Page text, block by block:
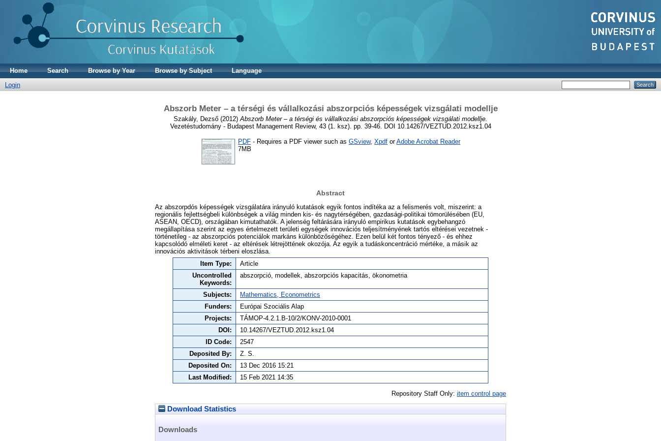
Home Search Browse by Year Browse by Subject
Language
Login
Abszorb Meter – a térségi és vállalkozási abszorpciós képességek vizsgálati modellje
Szakály, Dezső (2012) Abszorb Meter – a térségi és vállalkozási abszorpciós képességek vizsgálati modellje.
Vezetéstudomány - Budapest Management Review, 43 (1. ksz). pp. 39-46. DOI 10.14267/VEZTUD.2012.ksz1.04
PDF - Requires a PDF viewer such as GSview, Xpdf orAdobe Acrobat Reader
7MB
Abstract
Az abszorpdós képességek vizsgálatára irányuló kutatások egyik fontos indítéka az a felismerés volt, miszerint: a
regionális fejlettségbeli különbségek a világ minden kis- és nagytérségében, gazdasági-politikai tömorülésében (EU,
ASEAN, OECD), országában kimutathatók. A jelenség feltárására irányuló empirikus kutatások egybehangzó
megállapítása szerint az egyes értelmezett területi egységek innovációs teljesítményének tartós eltérései vezetnek -
történetileg - az abszorpciós potenciálok markáns különbözőségéhez. Ezen belül két fontos tényező - és ehhez
kapcsolódó elméleti keret - az eltérések létrejöttének okozója. Az egyik a tudáskoncentráció mértéke, a másik az
innovációs aktivitások térbeni eloszlása.
Item Type:
Article
Uncontrolled
Keywords:
abszorpció, modellek, abszorpciós kapacitás, ökonometria
Subjects:
Mathematics, Econometrics
Funders:
Európai Szociális Alap
Projects:
TÁMOP-4.2.1.B-10/2/KONV-2010-0001
DOI:
10.14267/VEZTUD.2012.ksz1.04
ID Code:
2547
Deposited By:
Z. S.
Deposited On:
13 Dec 2016 15:21
Last Modified:
15 Feb 2021 14:35
Repository Staff Only: item control page
Download Statistics
Downloads